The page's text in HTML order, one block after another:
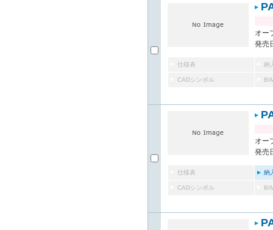
オー
発売
仕様表 納
CADシンボル
オー
発売
仕様表 納
CADシンボル